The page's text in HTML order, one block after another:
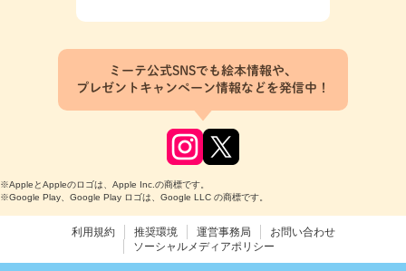
ミーテ公式SNSでも絵本情報や、
プレゼントキャンペーン情報などを発信中！
※AppleとAppleのロゴは、Apple Inc.の商標です。
※Google Play、Google Play ロゴは、Google LLC の商標です。
利用規約 推奨環境 運営事務局
お問い合わせ
ソーシャルメディアポリシー